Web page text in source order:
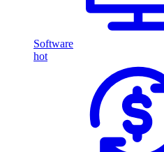
Software
hot